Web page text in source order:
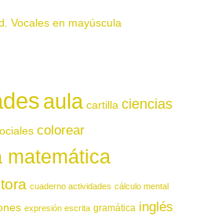
Vocales en mayúscula
aula cartilla ciencias
colorear
matemática
cuaderno actividades cálculo mental
expresión escrita gramática inglés